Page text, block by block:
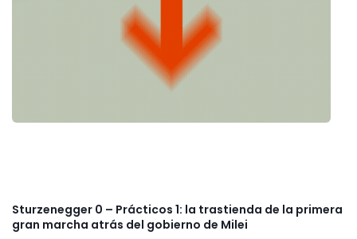
Sturzenegger 0 – Prácticos 1: la trastienda de la primera
gran marcha atrás del gobierno de Milei